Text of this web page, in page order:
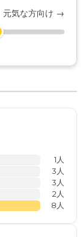
元気な方向け →
1人
3人
3人
2人
8人